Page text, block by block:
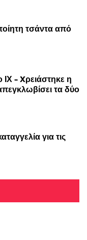
τσάντα από
– Xρειάστηκε η
τα δύο
για τις